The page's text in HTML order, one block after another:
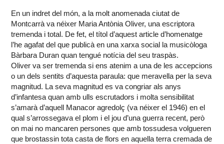
En un indret del món, a la molt anomenada ciutat de
Montcarrà va néixer Maria Antònia Oliver, una escriptora
tremenda i total. De fet, el títol d’aquest article d’homenatge
l’he agafat del que publicà en una xarxa social la musicòloga
Bàrbara Duran quan tengué notícia del seu traspàs.
Oliver va ser tremenda si ens atenim a una de les accepcions
o un dels sentits d’aquesta paraula: que meravella per la seva
magnitud. La seva magnitud es va congriar als anys
d’infantesa quan amb ulls escrutadors i molta sensibilitat
s’amarà d’aquell Manacor agredolç (va néixer el 1946) en el
qual s’arrossegava el plom i el jou d’una guerra recent, però
on mai no mancaren persones que amb tossudesa volgueren
que brostassin tota casta de flors en aquella terra cremada de